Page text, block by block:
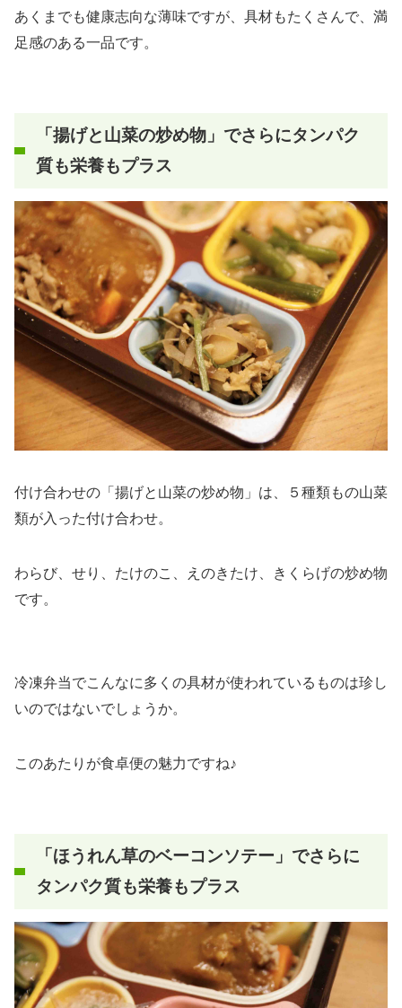
あくまでも健康志向な薄味ですが、具材もたくさんで、満
足感のある一品です。
「揚げと山菜の炒め物」でさらにタンパク
質も栄養もプラス
付け合わせの「揚げと山菜の炒め物」は、５種類もの山菜
類が入った付け合わせ。
わらび、せり、たけのこ、えのきたけ、きくらげの炒め物
です。
冷凍弁当でこんなに多くの具材が使われているものは珍し
いのではないでしょうか。
このあたりが食卓便の魅力ですね♪
「ほうれん草のベーコンソテー」でさらに
タンパク質も栄養もプラス